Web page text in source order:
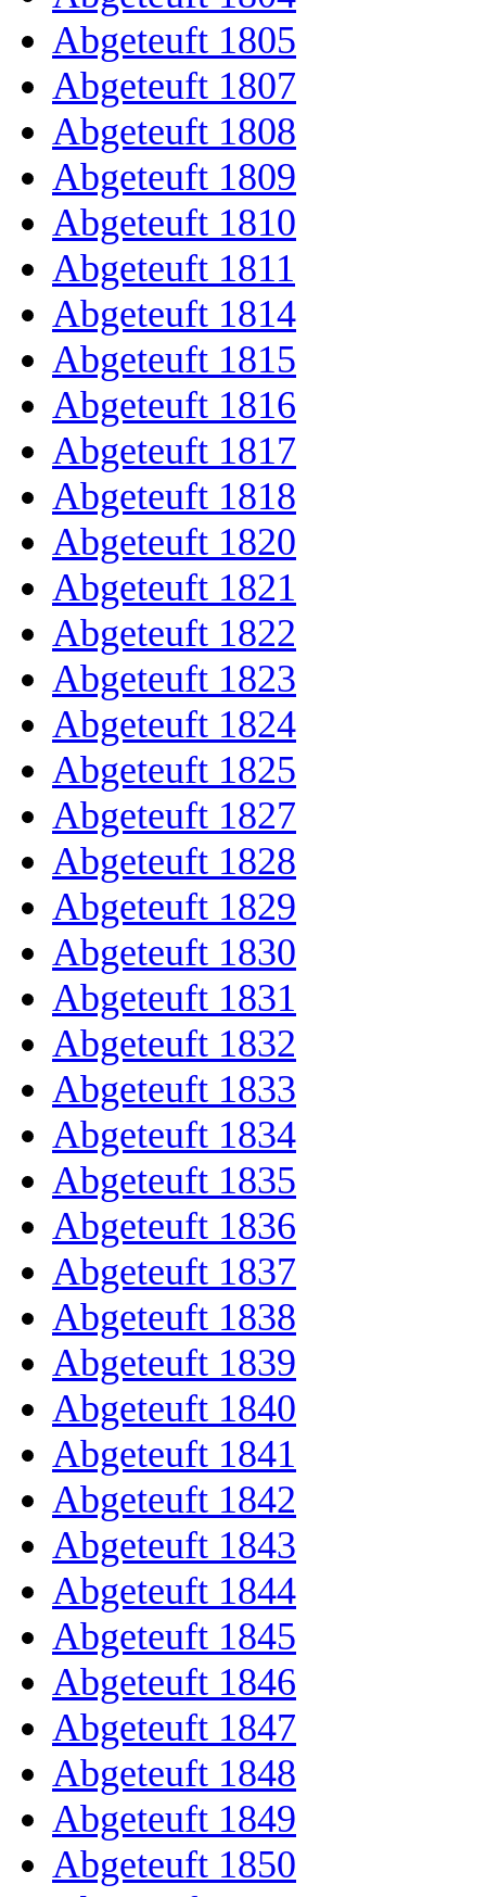
Abgeteuft 1805
Abgeteuft 1807
Abgeteuft 1808
Abgeteuft 1809
Abgeteuft 1810
Abgeteuft 1811
Abgeteuft 1814
Abgeteuft 1815
Abgeteuft 1816
Abgeteuft 1817
Abgeteuft 1818
Abgeteuft 1820
Abgeteuft 1821
Abgeteuft 1822
Abgeteuft 1823
Abgeteuft 1824
Abgeteuft 1825
Abgeteuft 1827
Abgeteuft 1828
Abgeteuft 1829
Abgeteuft 1830
Abgeteuft 1831
Abgeteuft 1832
Abgeteuft 1833
Abgeteuft 1834
Abgeteuft 1835
Abgeteuft 1836
Abgeteuft 1837
Abgeteuft 1838
Abgeteuft 1839
Abgeteuft 1840
Abgeteuft 1841
Abgeteuft 1842
Abgeteuft 1843
Abgeteuft 1844
Abgeteuft 1845
Abgeteuft 1846
Abgeteuft 1847
Abgeteuft 1848
Abgeteuft 1849
Abgeteuft 1850